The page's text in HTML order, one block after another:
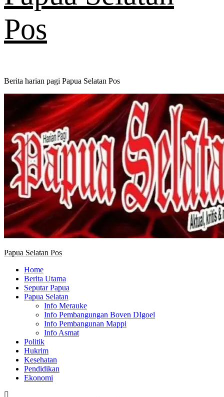
Pos
Berita harian pagi Papua Selatan Pos
Primary
Papua Selatan Pos
Home
Berita Utama
Seputar Papua
Papua Selatan
Info Merauke
Info Pembangungan Boven DIgoel
Info Pembangunan Mappi
Info Asmat
Politik
Hukrim
Kesehatan
Pendidikan
Ekonomi